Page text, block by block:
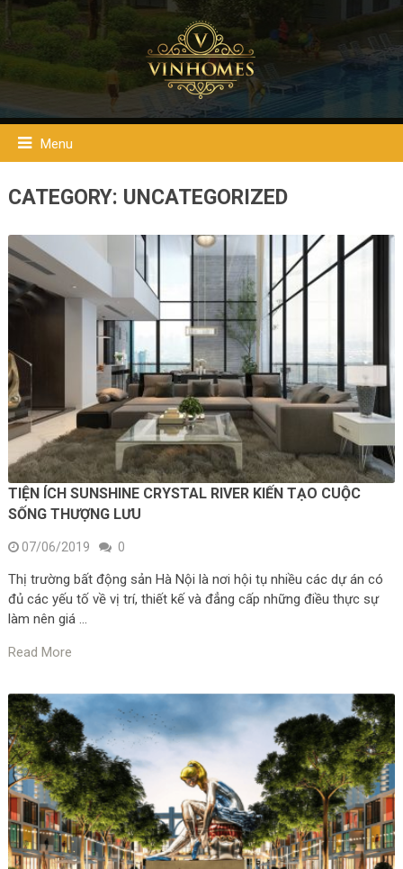
Menu
CATEGORY: UNCATEGORIZED
TIỆN ÍCH SUNSHINE CRYSTAL RIVER KIẾN TẠO CUỘC
SỐNG THƯỢNG LƯU
07/06/2019 0
Thị trường bất động sản Hà Nội là nơi hội tụ nhiều các dự án có
đủ các yếu tố về vị trí, thiết kế và đẳng cấp những điều thực sự
làm nên giá …
Read More